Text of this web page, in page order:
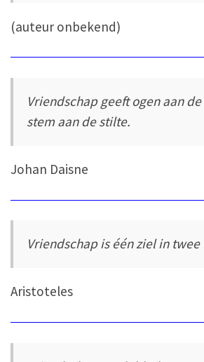
(auteur onbekend)
Vriendschap geeft ogen aan
stem aan de stilte.
Johan Daisne
Vriendschap is één ziel in
Aristoteles